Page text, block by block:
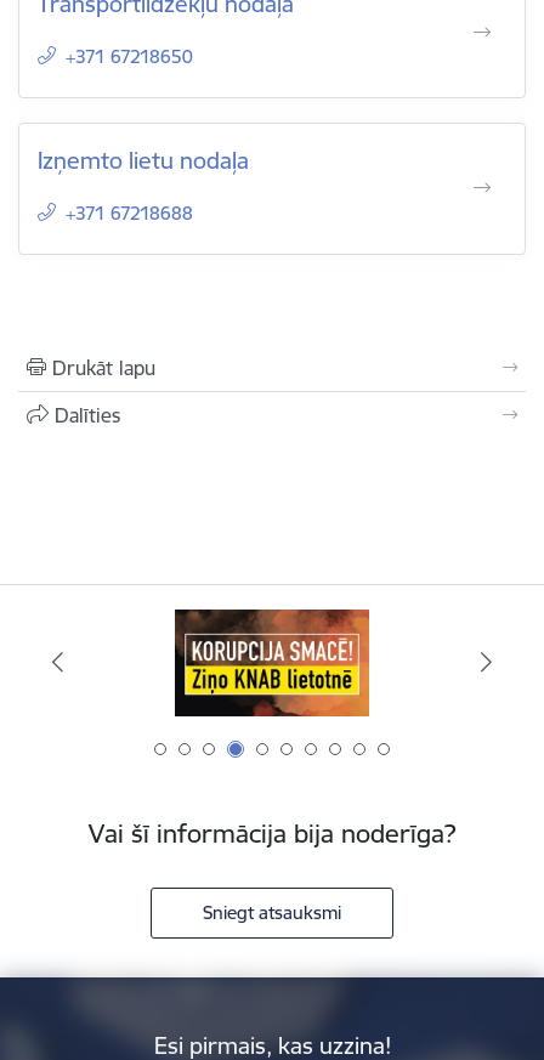
+371 67218650
Izņemto lietu nodaļa
+371 67218688
Drukāt lapu
Dalīties
Vai šī informācija bija noderīga?
Sniegt atsauksmi
Esi pirmais, kas uzzina!